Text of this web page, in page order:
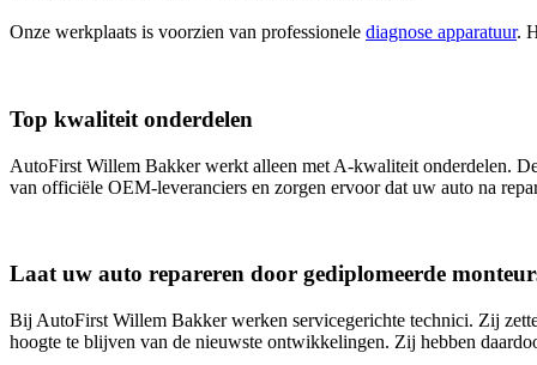
Onze werkplaats is voorzien van professionele diagnose apparatuur.
Top kwaliteit onderdelen
AutoFirst Willem Bakker werkt alleen met A-kwaliteit onderdelen.
van officiële OEM-leveranciers en zorgen ervoor dat uw auto na
Laat uw auto repareren door gediplomeerde
Bij AutoFirst Willem Bakker werken servicegerichte technici. Zij
hoogte te blijven van de nieuwste ontwikkelingen. Zij hebben